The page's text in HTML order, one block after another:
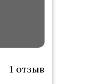
1 отзыв